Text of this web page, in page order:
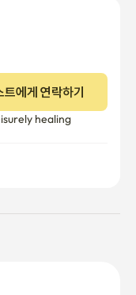
트에게 연락하기
healing